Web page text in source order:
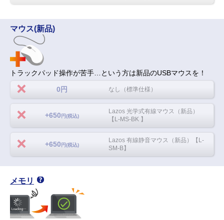
マウス(新品)
トラックパッド操作が苦手…という方は新品のUSBマウスを！
0円 なし（標準仕様）
+650 円(税込)
Lazos 光学式有線マウス（新品）
【L-MS-BK 】
+650 円(税込)
Lazos 有線静音マウス（新品）【L-
SM-B】
メモリ